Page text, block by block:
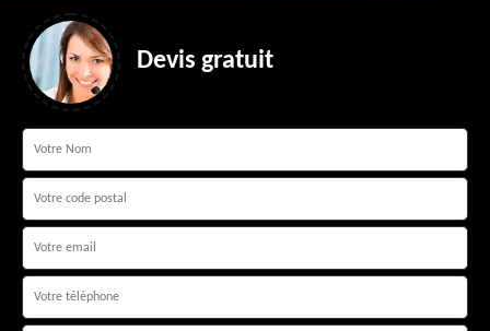
Devis gratuit